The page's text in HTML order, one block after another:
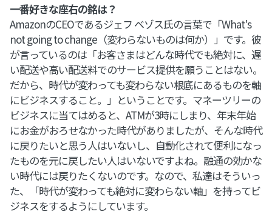
一番好きな座右の銘は？
AmazonのCEOであるジェフ ベゾス氏の言葉で「What's
not going to change（変わらないものは何か）」です。彼
が言っているのは「お客さまはどんな時代でも絶対に、遅
い配送や高い配送料でのサービス提供を願うことはない。
だから、時代が変わっても変わらない根底にあるものを軸
にビジネスすること。」ということです。マネーツリーの
ビジネスに当てはめると、ATMが3時にしまり、年末年始
にお金がおろせなかった時代がありましたが、そんな時代
に戻りたいと思う人はいないし、自動化されて便利になっ
たものを元に戻したい人はいないですよね。融通の効かな
い時代には戻りたくないのです。なので、私達はそういっ
た、「時代が変わっても絶対に変わらない軸」を持ってビ
ジネスをするようにしています。